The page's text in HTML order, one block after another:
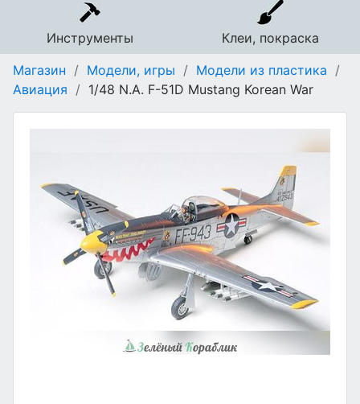
Инструменты
Клеи, покраска
Магазин / Модели, игры / Модели из пластика /
Авиация / 1/48 N.A. F-51D Mustang Korean War